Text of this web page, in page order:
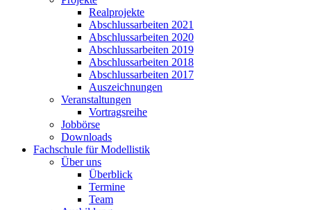
Realprojekte
Abschlussarbeiten 2021
Abschlussarbeiten 2020
Abschlussarbeiten 2019
Abschlussarbeiten 2018
Abschlussarbeiten 2017
Auszeichnungen
Veranstaltungen
Vortragsreihe
Jobbörse
Downloads
Fachschule für Modellistik
Über uns
Überblick
Termine
Team